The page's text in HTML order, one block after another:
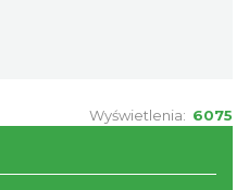
Wyświetlenia: 6075